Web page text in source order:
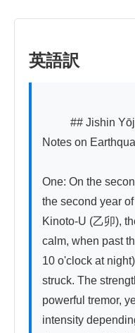
英語訳
Notes on
One: On the
the second year
Kinoto-U (乙卯),
calm, when past
10 o'clock at
struck. The
powerful tremor,
intensity